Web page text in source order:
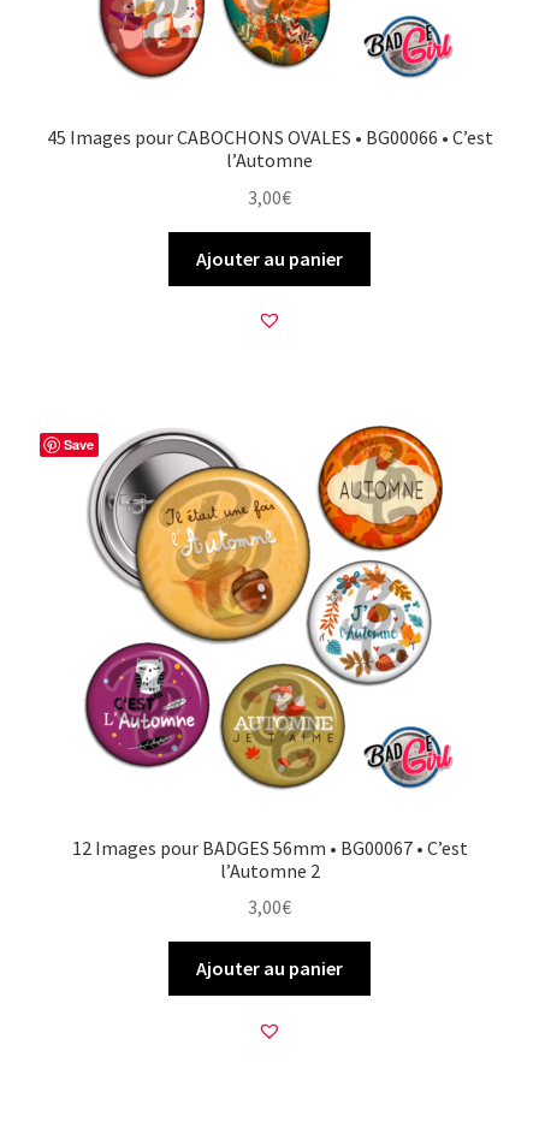
45 Images pour CABOCHONS OVALES • BG00066 • C’est
l’Automne
3,00€
Ajouter au panier
Save
12 Images pour BADGES 56mm • BG00067 • C’est
l’Automne 2
3,00€
Ajouter au panier